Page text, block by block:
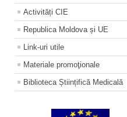
Activități CIE
Republica Moldova și UE
Link-uri utile
Materiale promoţionale
Biblioteca Științifică Medicală